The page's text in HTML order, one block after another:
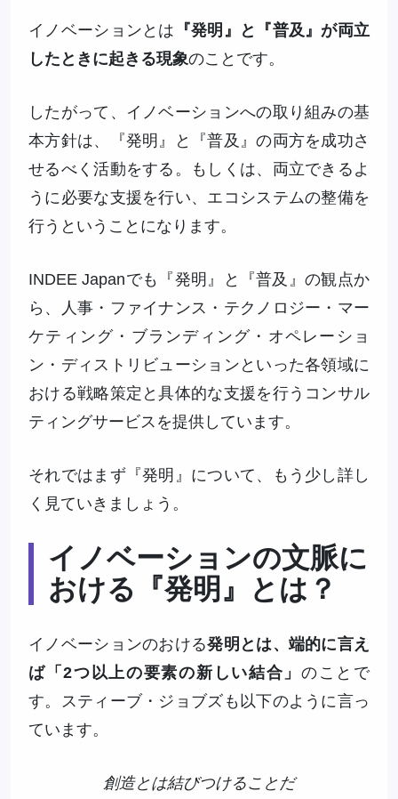
イノベーションとは 『発明』と『普及』が両立
したときに起きる現象のことです。
したがって、イノベーションへの取り組みの基
本方針は、『発明』と『普及』の両方を成功さ
せるべく活動をする。もしくは、両立できるよ
うに必要な支援を行い、エコシステムの整備を
行うということになります。
INDEE Japanでも『発明』と『普及』の観点か
ら、人事・ファイナンス・テクノロジー・マー
ケティング・ブランディング・オペレーショ
ン・ディストリビューションといった各領域に
おける戦略策定と具体的な支援を行うコンサル
ティングサービスを提供しています。
それではまず『発明』について、もう少し詳し
く見ていきましょう。
イノベーションの文脈に
おける『発明』とは？
イノベーションのおける発明とは、端的に言え
ば「2つ以上の要素の新しい結合」 のことで
す。スティーブ・ジョブズも以下のように言っ
ています。
創造とは結びつけることだ